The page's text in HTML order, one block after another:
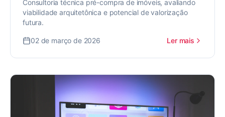
Consultoria técnica pré-compra de imóveis, avaliando
viabilidade arquitetônica e potencial de valorização
futura.
02 de março de 2026 Ler mais